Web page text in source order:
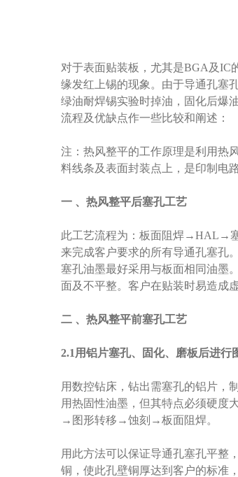
对于表面贴装板，尤其是BGA及IC
缘发红上锡的现象。由于导通孔塞
绿油耐焊锡实验时掉油，固化后爆
流程及优缺点作一些比较和阐述：
注：热风整平的工作原理是利用热
料线条及表面封装点上，是印制电
一 、热风整平后塞孔工艺
此工艺流程为：板面阻焊→HAL→
来完成客户要求的所有导通孔塞孔
塞孔油墨最好采用与板面相同油墨
面及不平整。客户在贴装时易造成
二 、热风整平前塞孔工艺
2.1用铝片塞孔、固化、磨板后进行
用数控钻床，钻出需塞孔的铝片，
用热固性油墨，但其特点必须硬
→图形转移→蚀刻→板面阻焊。
用此方法可以保证导通孔塞孔平整
铜，使此孔壁铜厚达到客户的标准